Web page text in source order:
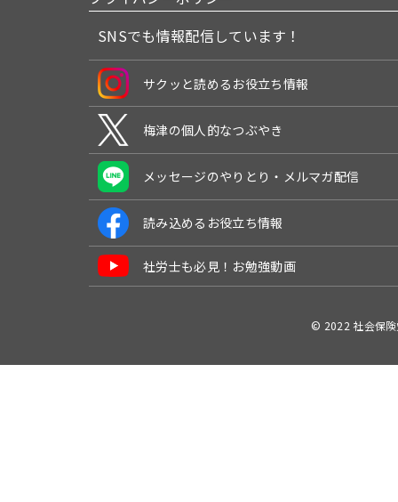
SNSでも情報配信しています！
サクッと読めるお役立ち情報
梅津の個人的なつぶやき
メッセージのやりとり・メルマガ配信
読み込めるお役立ち情報
社労士も必見！お勉強動画
© 2022 社会保